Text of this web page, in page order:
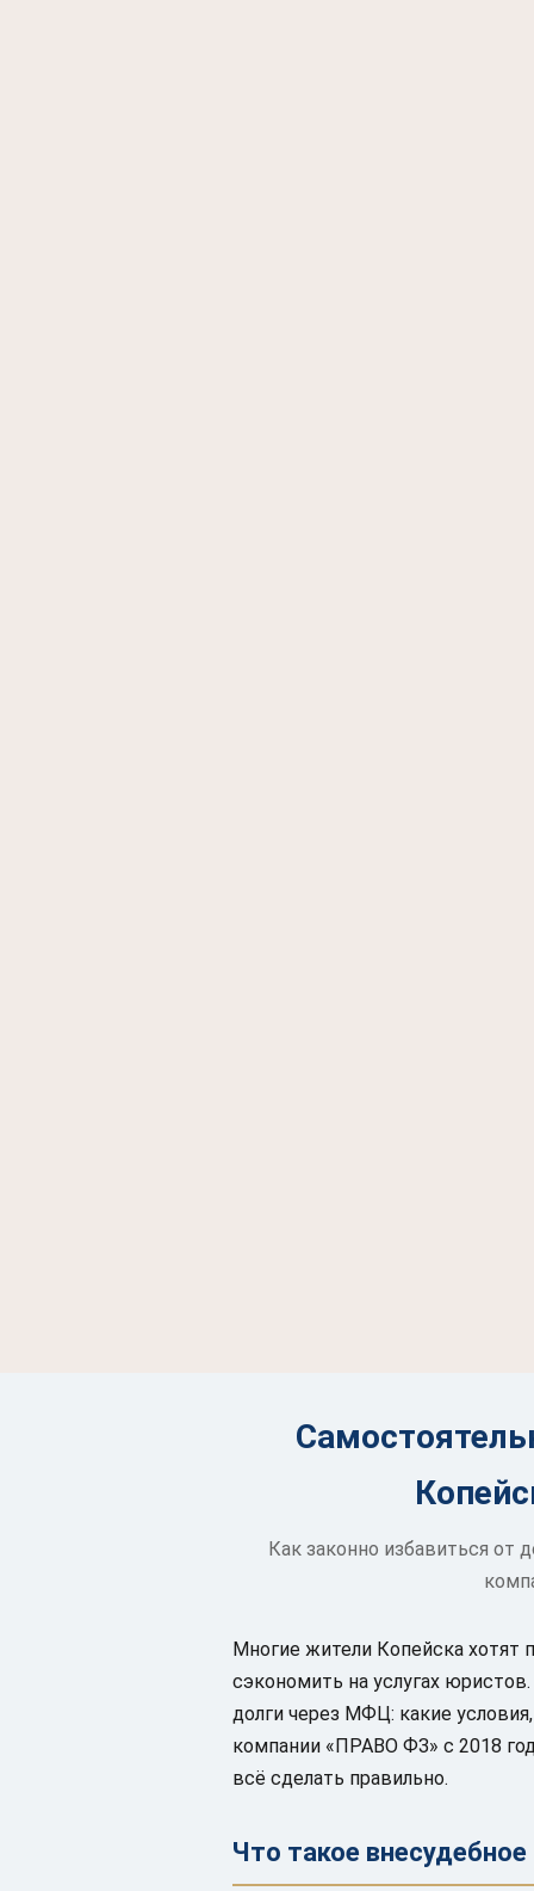
Как законно избавиться от
Многие жители Копейска хотят
сэкономить на услугах
долги через МФЦ: какие
компании «ПРАВО ФЗ» с 2018
всё сделать правильно.
Что такое